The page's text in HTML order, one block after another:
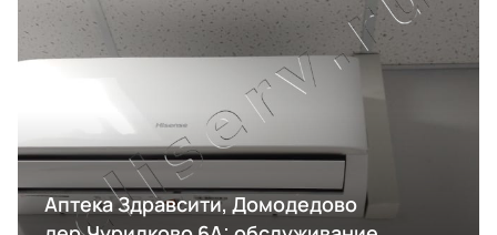
Аптека Здравсити, Домодедово